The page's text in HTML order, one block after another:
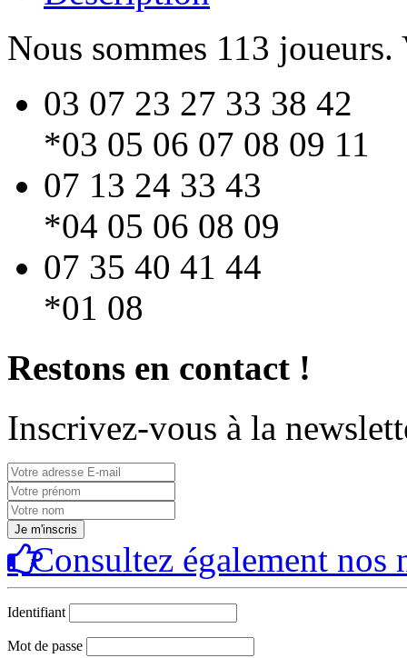
Nous sommes 113
03 07 23 27 33 38 42
*03 05 06 07 08 09 11
07 13 24 33 43
*04 05 06 08 09
07 35 40 41 44
*01 08
Restons en contact !
Inscrivez-vous à la
Consultez également nos
Identifiant
Mot de passe